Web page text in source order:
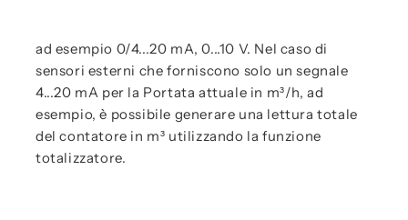
ad esempio 0/4...20 mA, 0...10 V. Nel caso di
sensori esterni che forniscono solo un segnale
4...20 mA per la Portata attuale in m³/h, ad
esempio, è possibile generare una lettura totale
del contatore in m³ utilizzando la funzione
totalizzatore.